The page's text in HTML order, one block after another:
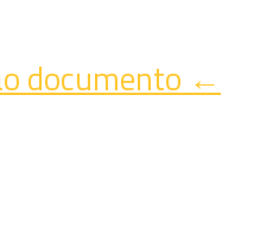
documento ←